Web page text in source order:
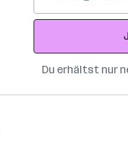
Adresse
Du erhältst nur